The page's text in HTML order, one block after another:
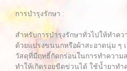
การบำรุงรักษา :
สำหรับการบำรุงรักษาทั่วไปให้ทำค
ด้วยแปรงขนนกหรือผ้าสะอาดนุ่ม ๆ
วัสดุที่มีฤทธิ์กัดกร่อนในการทำความ
ทำให้เกิดรอยขีดข่วนได้ ใช้น้ำยาทำ